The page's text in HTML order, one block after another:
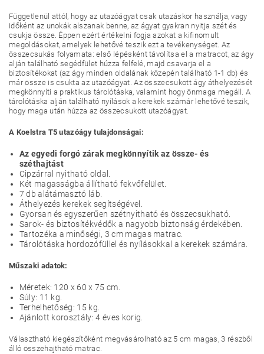
Függetlenül attól, hogy az utazóágyat csak utazáskor használja, vagy
időként az unokák alszanak benne, az ágyat gyakran nyitja szét és
csukja össze. Éppen ezért értékelni fogja azokat a kifinomult
megoldásokat, amelyek lehetővé teszik ezt a tevékenységet. Az
összecsukás folyamata: első lépésként távolítsa el a matracot, az ágy
alján található segédfület húzza felfelé, majd csavarja el a
biztosítékokat (az ágy minden oldalának közepén található 1-1 db) és
már össze is csukta az utazóágyat. Az összecsukott ágy áthelyezését
megkönnyíti a praktikus tárolótáska, valamint hogy önmaga megáll. A
tárolótáska alján található nyílások a kerekek számár lehetővé teszik,
hogy maga után húzza az összecsukott utazóágyat.
A Koelstra T5 utazóágy tulajdonságai:
Az egyedi forgó zárak megkönnyítik az össze- és
széthajtást
Cipzárral nyitható oldal.
Két magasságba állítható fekvőfelület.
7 db alátámasztó láb.
Áthelyezés kerekek segítségével.
Gyorsan és egyszerűen szétnyitható és összecsukható.
Sarok- és biztosítékvédők a nagyobb biztonság érdekében.
Tartozéka a minőségi, 3 cm magas matrac.
Tárolótáska hordozófüllel és nyílásokkal a kerekek számára.
Műszaki adatok:
Méretek: 120 x 60 x 75 cm.
Súly: 11 kg.
Terhelhetőség: 15 kg.
Ajánlott korosztály: 4 éves korig.
Választható kiegészítőként megvásárolható az 5 cm magas, 3 részből
álló összehajtható matrac.